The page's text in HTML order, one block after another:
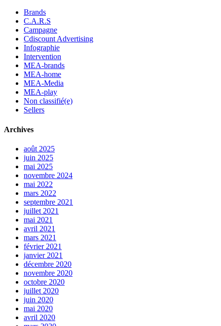
Brands
C.A.R.S
Campagne
Cdiscount Advertising
Infographie
Intervention
MEA-brands
MEA-home
MEA-Media
MEA-play
Non classifié(e)
Sellers
Archives
août 2025
juin 2025
mai 2025
novembre 2024
mai 2022
mars 2022
septembre 2021
juillet 2021
mai 2021
avril 2021
mars 2021
février 2021
janvier 2021
décembre 2020
novembre 2020
octobre 2020
juillet 2020
juin 2020
mai 2020
avril 2020